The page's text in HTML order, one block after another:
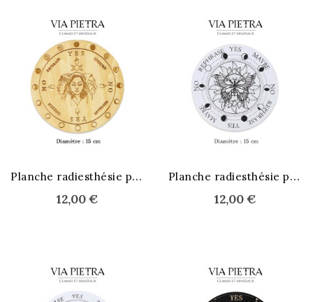
P
lanche radiesthésie pendule
12,00 €
P
lanche radiesthésie pendule
12,00 €